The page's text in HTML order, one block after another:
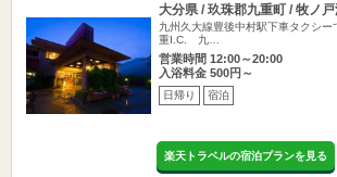
大分県 / 玖珠郡九重町 / 牧ノ戸
九州久大線豊後中村駅下車タクシ
重I.C. 九…
営業時間 12:00～20:00
入浴料金 500円～
日帰り 宿泊
楽天トラベルの宿泊プランを見る